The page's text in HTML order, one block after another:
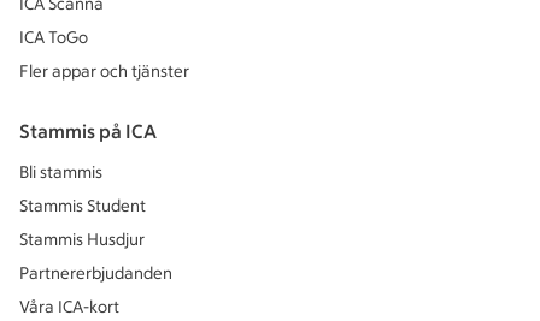
ICA Scanna
ICA ToGo
Fler appar och tjänster
Stammis på ICA
Bli stammis
Stammis Student
Stammis Husdjur
Partnererbjudanden
Våra ICA-kort